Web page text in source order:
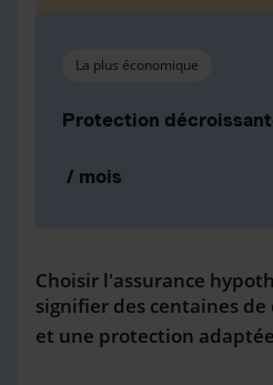
La plus économique
Protection
/ mois
Choisir l'assurance
signifier des centaines de
et une protection